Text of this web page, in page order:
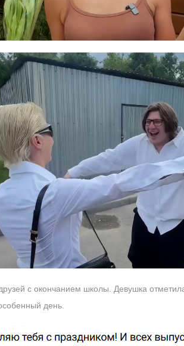
с окончанием школы. Девушка
день.